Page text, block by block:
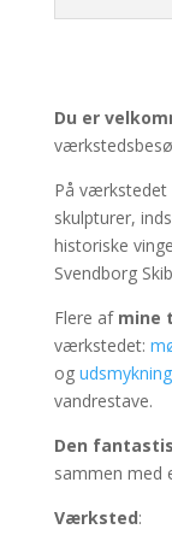
Du er
På værkstedet
skulpturer,
historiske
Svendborg
Flere af mine
værkstedet:
og
vandrestave.
Den
sammen med
Værksted: